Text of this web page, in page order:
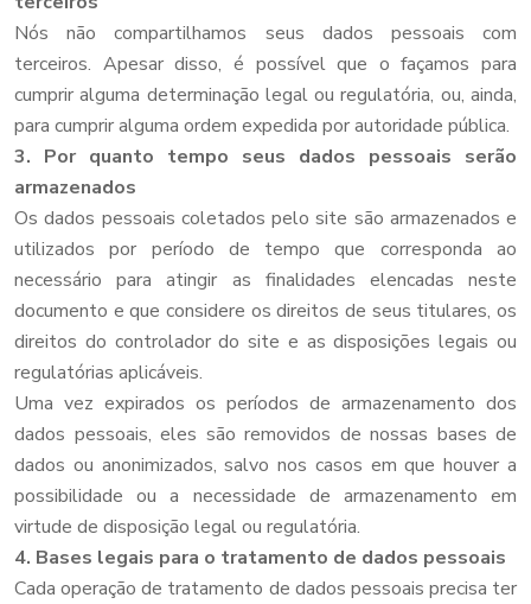
Nós não compartilhamos seus dados pessoais com
terceiros. Apesar disso, é possível que o façamos para
cumprir alguma determinação legal ou regulatória, ou, ainda,
para cumprir alguma ordem expedida por autoridade pública.
3. Por quanto tempo seus dados pessoais serão
armazenados
Os dados pessoais coletados pelo site são armazenados e
utilizados por período de tempo que corresponda ao
necessário para atingir as finalidades elencadas neste
documento e que considere os direitos de seus titulares, os
direitos do controlador do site e as disposições legais ou
regulatórias aplicáveis.
Uma vez expirados os períodos de armazenamento dos
dados pessoais, eles são removidos de nossas bases de
dados ou anonimizados, salvo nos casos em que houver a
possibilidade ou a necessidade de armazenamento em
virtude de disposição legal ou regulatória.
4. Bases legais para o tratamento de dados pessoais
Cada operação de tratamento de dados pessoais precisa ter